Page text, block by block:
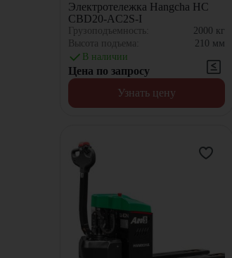
Электротележка Hangcha HC
CBD20-AC2S-I
Грузоподъемность: 2000 кг
Высота подъема:
210 мм
В наличии
Цена по запросу
Узнать цену